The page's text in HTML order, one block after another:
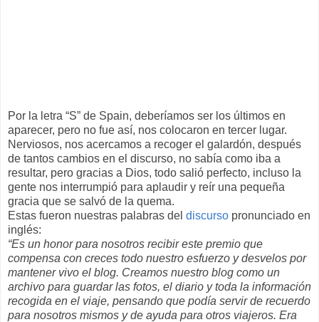
Por la letra “S” de Spain, deberíamos ser los últimos en
aparecer, pero no fue así, nos colocaron en tercer lugar.
Nerviosos, nos acercamos a recoger el galardón, después
de tantos cambios en el discurso, no sabía como iba a
resultar, pero gracias a Dios, todo salió perfecto, incluso la
gente nos interrumpió para aplaudir y reír una pequeña
gracia que se salvó de la quema.
Estas fueron nuestras palabras del discurso pronunciado en
inglés:
“Es un honor para nosotros recibir este premio que
compensa con creces todo nuestro esfuerzo y desvelos por
mantener vivo el blog. Creamos nuestro blog como un
archivo para guardar las fotos, el diario y toda la información
recogida en el viaje, pensando que podía servir de recuerdo
para nosotros mismos y de ayuda para otros viajeros. Era